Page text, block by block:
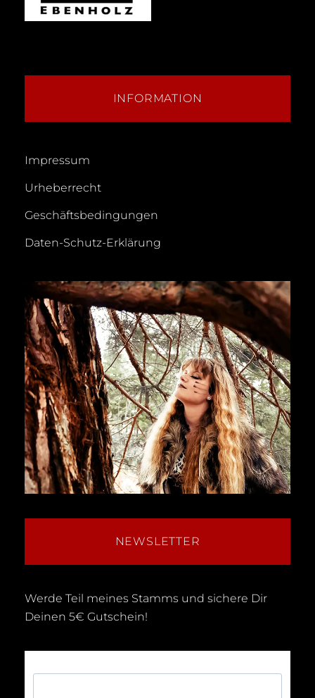
INFORMATION
Impressum
Urheberrecht
Geschäftsbedingungen
Daten-Schutz-Erklärung
NEWSLETTER
Werde Teil meines Stamms und sichere Dir
Deinen 5€ Gutschein!